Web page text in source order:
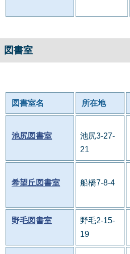
図書室
図書室名 所在地
池尻図書室
池尻3-27-
21
希望丘図書室 船橋7-8-4
野毛図書室
野毛2-15-
19